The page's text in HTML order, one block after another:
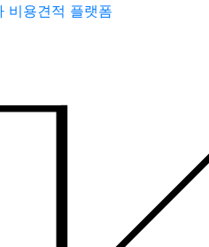
비용견적 플랫폼